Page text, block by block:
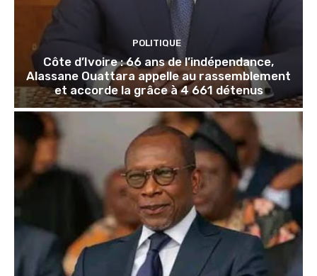
POLITIQUE
Côte d’Ivoire : 66 ans de l’indépendance,
Alassane Ouattara appelle au rassemblement
et accorde la grâce à 4 661 détenus